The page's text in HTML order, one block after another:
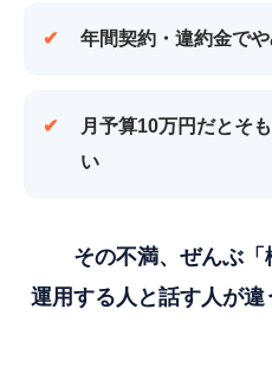
年間契約・違約金で
月予算10万円だとそ
い
その不満、ぜんぶ「
運用する人と話す人が違